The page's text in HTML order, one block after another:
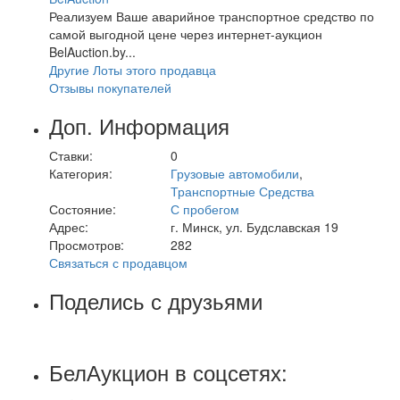
Реализуем Ваше аварийное транспортное средство по
самой выгодной цене через интернет-аукцион
BelAuction.by...
Другие Лоты этого продавца
Отзывы покупателей
Доп. Информация
Ставки:
0
Категория:
Грузовые автомобили,
Транспортные Средства
Состояние:
С пробегом
Адрес:
г. Минск, ул. Будславская 19
Просмотров:
282
Связаться с продавцом
Поделись с друзьями
БелАукцион в соцсетях: